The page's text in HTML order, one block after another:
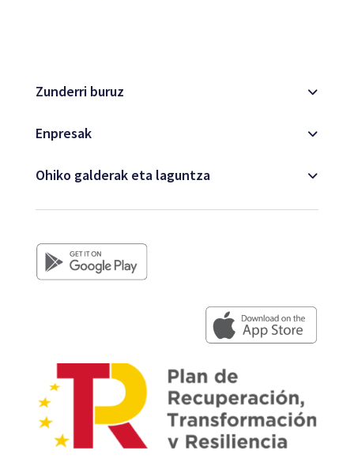
Bezeroaren arreta
Zunderri buruz
Enpresak
Ohiko galderak eta laguntza